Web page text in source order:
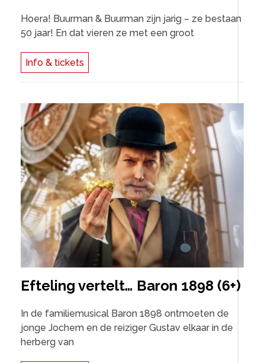
Hoera! Buurman & Buurman zijn jarig – ze bestaan
50 jaar! En dat vieren ze met een groot
Info & tickets
Efteling vertelt… Baron 1898 (6+)
In de familiemusical Baron 1898 ontmoeten de
jonge Jochem en de reiziger Gustav elkaar in de
herberg van